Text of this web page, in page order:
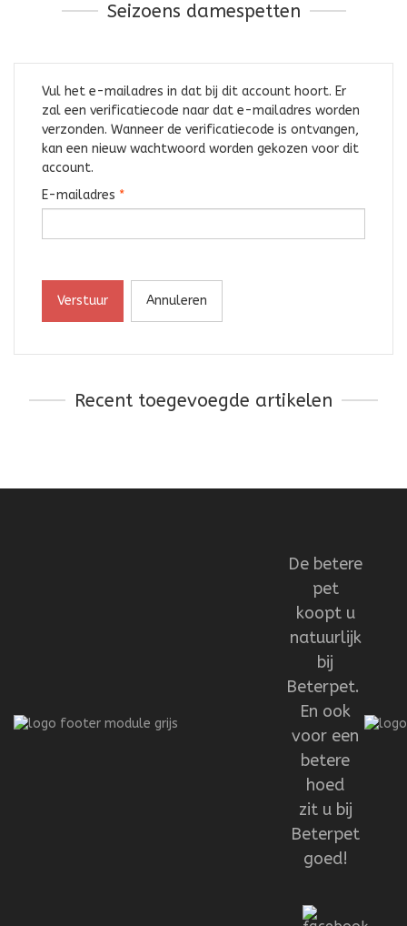
Seizoens damespetten
Vul het e-mailadres in dat bij dit account hoort. Er
zal een verificatiecode naar dat e-mailadres worden
verzonden. Wanneer de verificatiecode is ontvangen,
kan een nieuw wachtwoord worden gekozen voor dit
account.
E-mailadres *
Verstuur Annuleren
Recent toegevoegde artikelen
De betere
pet
koopt u
natuurlijk
bij
Beterpet.
En ook
voor een
betere
hoed
zit u bij
Beterpet
goed!